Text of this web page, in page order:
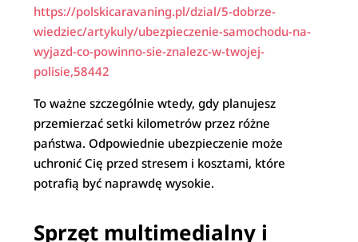
https://polskicaravaning.pl/dzial/5-dobrze-
wiedziec/artykuly/ubezpieczenie-samochodu-na-
wyjazd-co-powinno-sie-znalezc-w-twojej-
polisie,58442
To ważne szczególnie wtedy, gdy planujesz
przemierzać setki kilometrów przez różne
państwa. Odpowiednie ubezpieczenie może
uchronić Cię przed stresem i kosztami, które
potrafią być naprawdę wysokie.
Sprzęt multimedialny i